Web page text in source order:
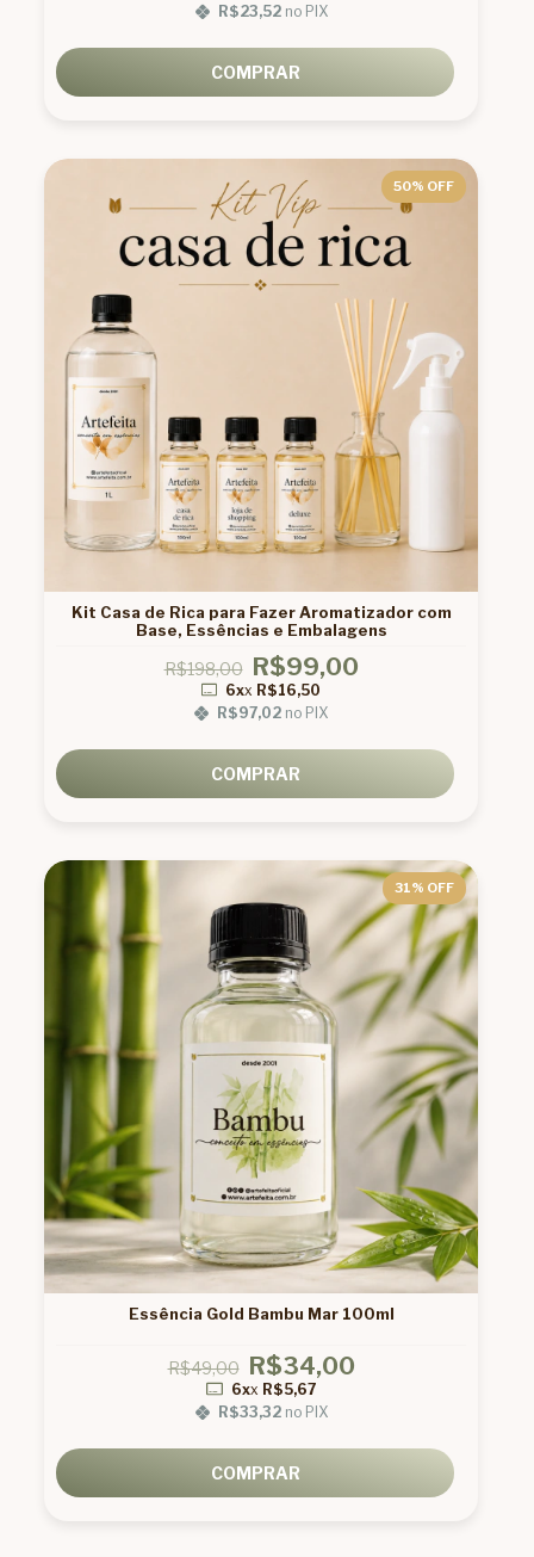
R$23,52no PIX
COMPRAR
50% OFF
Kit Casa de Rica para Fazer Aromatizador com
Base, Essências e Embalagens
R$198,00 R$99,00
6xx R$16,50
R$97,02 no PIX
COMPRAR
31% OFF
Essência Gold Bambu Mar 100ml
R$49,00 R$34,00
6xx R$5,67
R$33,32no PIX
COMPRAR